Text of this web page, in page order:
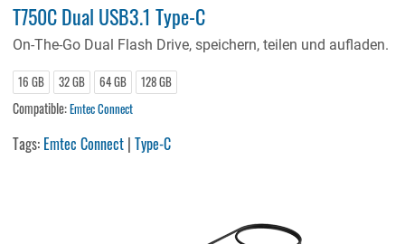
T750C Dual USB3.1 Type-C
On-The-Go Dual Flash Drive, speichern, teilen und aufladen.
16 GB 32 GB 64 GB 128 GB
Compatible:Emtec Connect
Tags: Emtec Connect |Type-C